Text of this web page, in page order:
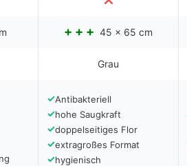
45 x 65 cm
Grau
✓Antibakteriell
✓hohe Saugkraft
✓doppelseitiges Flor
✓extragroßes Format
✓hygienisch